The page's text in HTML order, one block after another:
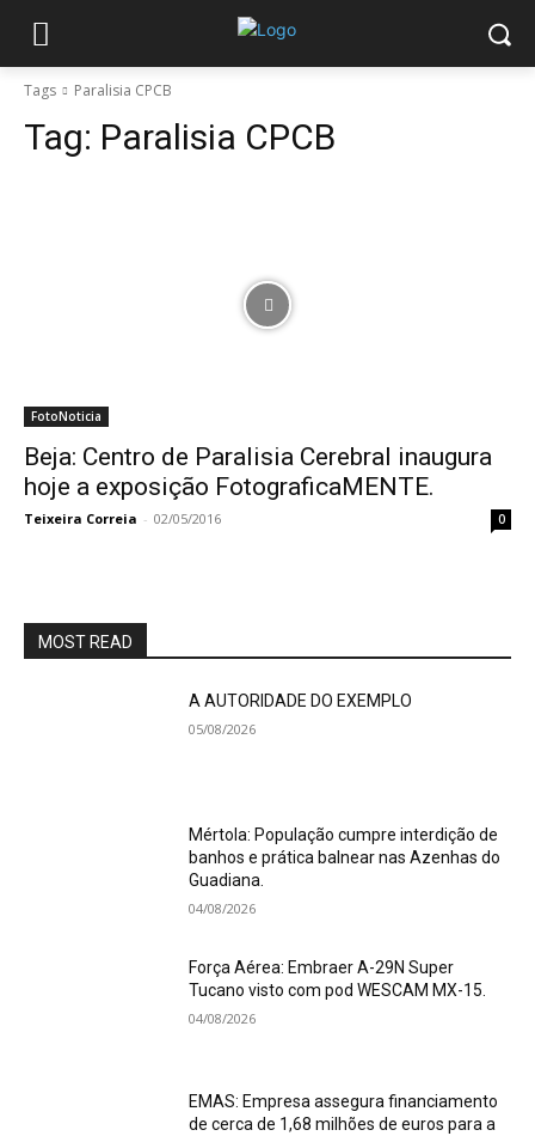
Tags Paralisia CPCB
Tag: Paralisia CPCB
FotoNoticia
Beja: Centro de Paralisia Cerebral inaugura
hoje a exposição FotograficaMENTE.
Teixeira Correia - 02/05/2016 0
MOST READ
A AUTORIDADE DO EXEMPLO
05/08/2026
Mértola: População cumpre interdição de
banhos e prática balnear nas Azenhas do
Guadiana.
04/08/2026
Força Aérea: Embraer A-29N Super
Tucano visto com pod WESCAM MX-15.
04/08/2026
EMAS: Empresa assegura financiamento
de cerca de 1,68 milhões de euros para a